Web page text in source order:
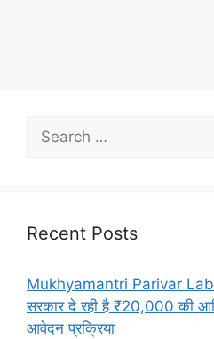
Recent Posts
Mukhyamantri Parivar
सरकार दे रही है ₹20,000 की
आवेदन प्रक्रिया